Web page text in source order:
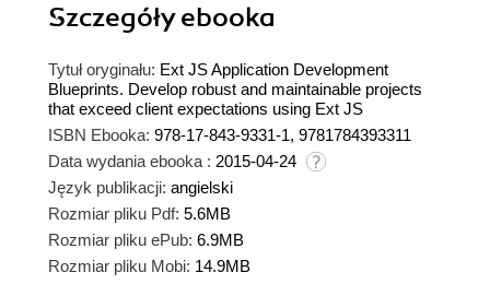
Szczegółyebooka
Tytuł oryginału: Ext JS Application Development
Blueprints. Develop robust and maintainable projects
that exceed client expectations using Ext JS
ISBN Ebooka: 978-17-843-9331-1, 9781784393311
Data wydania ebooka : 2015-04-24
Język publikacji: angielski
Rozmiar pliku Pdf: 5.6MB
Rozmiar pliku ePub: 6.9MB
Rozmiar pliku Mobi: 14.9MB